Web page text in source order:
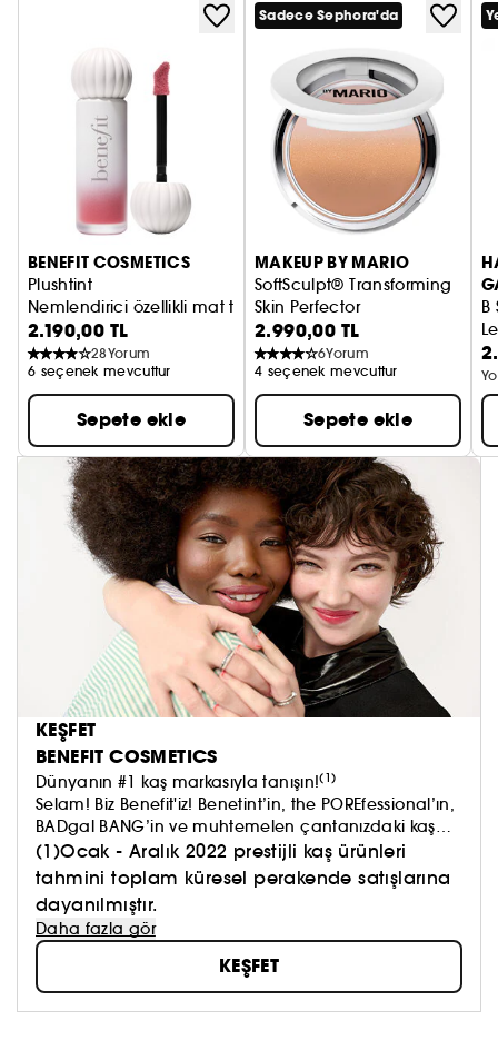
BENEFIT COSMETICS
Plushtint
Nemlendirici özellikli mat tint ruj
2.190,00 TL
28Yorum
6 seçenek mevcuttur
Sepete ekle
Sadece Sephora'da
MAKEUP BY MARIO
SoftSculpt® Transforming
Skin Perfector
Mükemmelleştirici Pudra
2.990,00 TL
6Yorum
4 seçenek mevcuttur
Sepete ekle
B
KEŞFET
BENEFIT COSMETICS
Dünyanın #1 kaş markasıyla tanışın!(1)
Selam! Biz Benefit'iz! Benetint’in, the POREfessional’ın,
BADgal BANG’in ve muhtemelen çantanızdaki kaş
ürünlerinden en az bir tanesinin ardındaki marka!
Güzelliğin bizi canlandırıp, kendimizi iyi hissetmemizi
sağlaması gerektiğine inanıyoruz. Çünkü iyi
hissetmek daima iyi görünmektir.​
(1)Ocak - Aralık 2022 prestijli kaş ürünleri
tahmini toplam küresel perakende satışlarına
dayanılmıştır.
Daha fazla gör
KEŞFET